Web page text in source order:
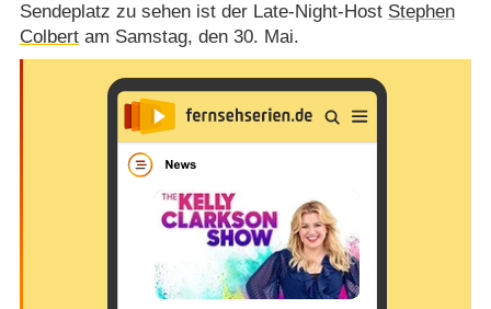
Sendeplatz zu sehen ist der Late-Night-Host Stephen
Colbertam Samstag, den 30. Mai.